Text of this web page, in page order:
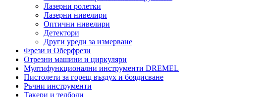
Лазерни ролетки
Лазерни нивелири
Оптични нивелири
Детектори
Други уреди за измерване
Фрези и Оберфрези
Отрезни машини и циркуляри
Мултифункционални инструменти DREMEL
Пистолети за горещ въздух и боядисване
Ръчни инструменти
Такери и телбоди